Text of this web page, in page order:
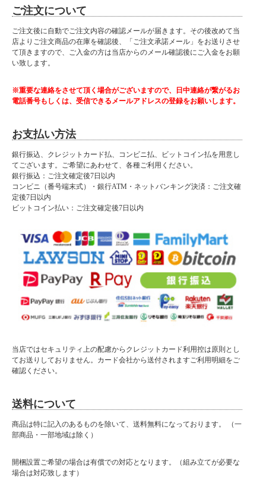
ご注文について
ご注文後に自動でご注文内容の確認メールが届きます。その後改めて当
店よりご注文商品の在庫を確認後、「ご注文承諾メール」をお送りさせ
て頂きますので、ご入金の方は当店からのメール確認後にご入金をお願
い致します。
※重要な連絡をさせて頂く場合がございますので、日中連絡が繋がるお
電話番号もしくは、受信できるメールアドレスの登録をお願いします。
お支払い方法
銀行振込、クレジットカード払、コンビニ払、ビットコイン払を用意し
てございます。ご希望にあわせて、各種ご利用ください。
銀行振込：ご注文確定後7日以内
コンビニ（番号端末式）・銀行ATM・ネットバンキング決済：ご注文確
定後7日以内
ビットコイン払い：ご注文確定後7日以内
当店ではセキュリティ上の配慮からクレジットカード利用控は原則とし
てお送りしておりません。カード会社から送付されますご利用明細をご
確認ください。
送料について
商品は特に記入のあるものを除いて、送料無料になっております。 （一
部商品・一部地域は除く）
開梱設置ご希望の場合は有償での対応となります。（組み立てが必要な
場合は対応致します）